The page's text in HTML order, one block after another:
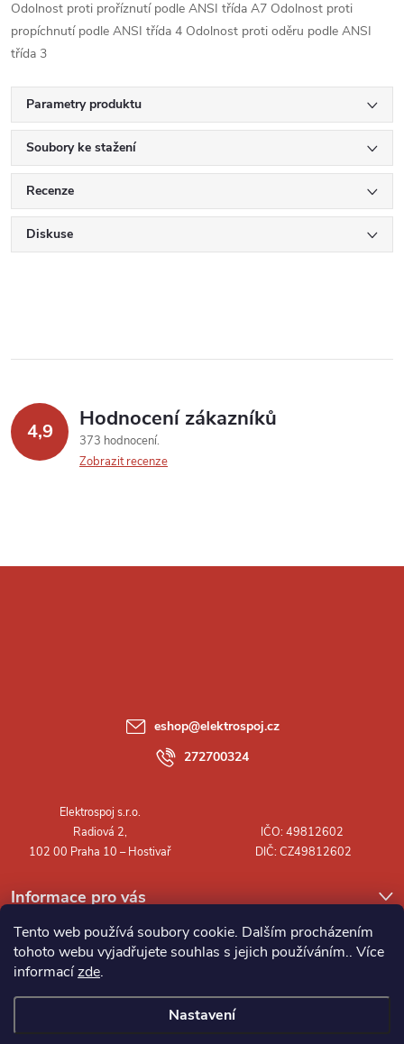
Tento web používá soubory cookie. Dalším procházením
tohoto webu vyjadřujete souhlas s jejich používáním.. Více
informacízde.
Nastavení
Odolnost proti proříznutí podle ANSI třída A7 Odolnost proti
propíchnutí podle ANSI třída 4 Odolnost proti oděru podle ANSI
třída 3
Parametry produktu
Soubory ke stažení
Recenze
Diskuse
4,9 Hodnocení zákazníků
373 hodnocení
Zobrazit recenze
Informace pro vás
eshop@elektrospoj.cz
272700324